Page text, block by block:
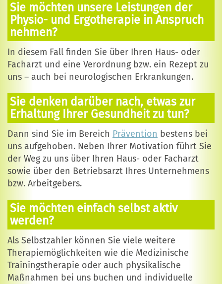
Sie möchten unsere Leistungen der
Physio- und Ergotherapie in Anspruch
nehmen?
In diesem Fall finden Sie über Ihren Haus- oder
Facharzt und eine Verordnung bzw. ein Rezept zu
uns – auch bei neurologischen Erkrankungen.
Sie denken darüber nach, etwas zur
Erhaltung Ihrer Gesundheit zu tun?
Dann sind Sie im Bereich Prävention bestens bei
uns aufgehoben. Neben Ihrer Motivation führt Sie
der Weg zu uns über Ihren Haus- oder Facharzt
sowie über den Betriebsarzt Ihres Unternehmens
bzw. Arbeitgebers.
Sie möchten einfach selbst aktiv
werden?
Als Selbstzahler können Sie viele weitere
Therapiemöglichkeiten wie die Medizinische
Trainingstherapie oder auch physikalische
Maßnahmen bei uns buchen und individuelle